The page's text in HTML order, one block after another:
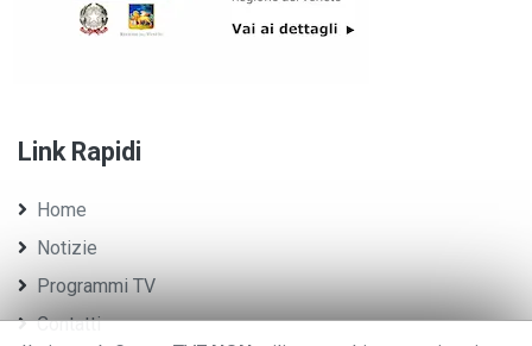
Link Rapidi
Home
Notizie
Programmi TV
Contatti